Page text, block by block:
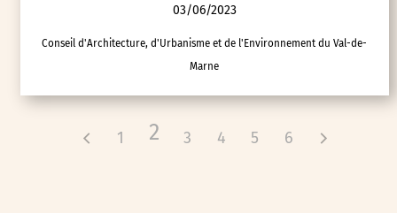
03/06/2023
Conseil d'Architecture, d'Urbanisme et de l'Environnement du Val-de-
Marne
1 2 3 4 5 6